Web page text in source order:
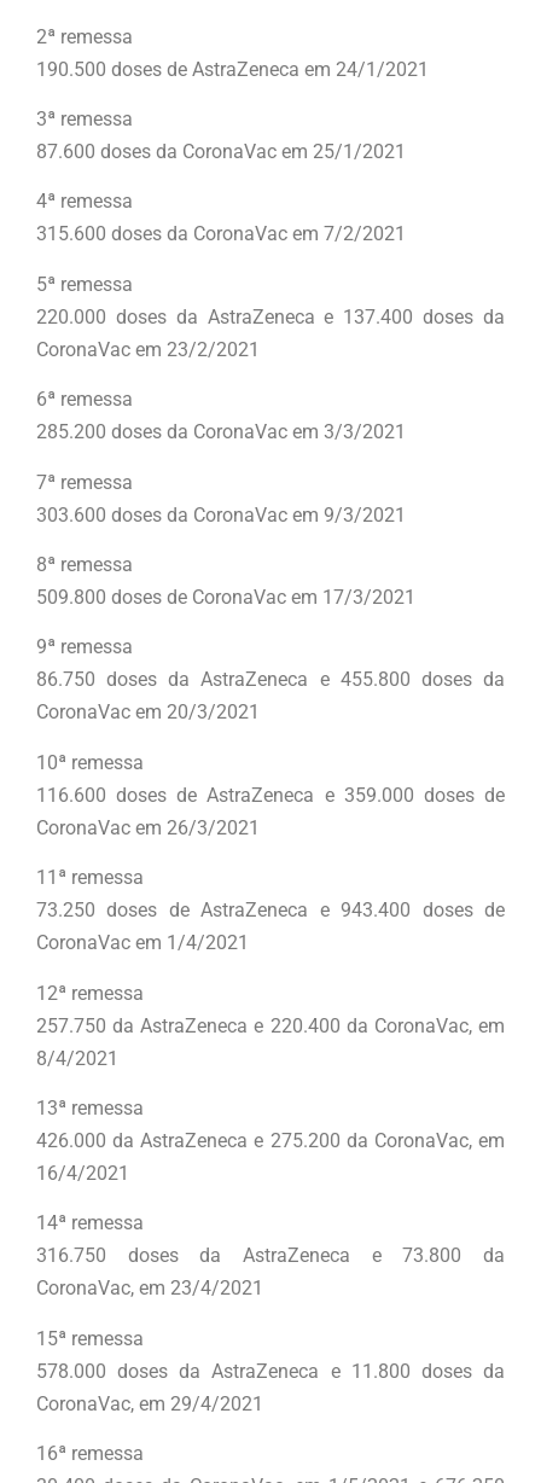
2ª remessa
190.500 doses de AstraZeneca em 24/1/2021
3ª remessa
87.600 doses da CoronaVac em 25/1/2021
4ª remessa
315.600 doses da CoronaVac em 7/2/2021
5ª remessa
220.000 doses da AstraZeneca e 137.400 doses da
CoronaVac em 23/2/2021
6ª remessa
285.200 doses da CoronaVac em 3/3/2021
7ª remessa
303.600 doses da CoronaVac em 9/3/2021
8ª remessa
509.800 doses de CoronaVac em 17/3/2021
9ª remessa
86.750 doses da AstraZeneca e 455.800 doses da
CoronaVac em 20/3/2021
10ª remessa
116.600 doses de AstraZeneca e 359.000 doses de
CoronaVac em 26/3/2021
11ª remessa
73.250 doses de AstraZeneca e 943.400 doses de
CoronaVac em 1/4/2021
12ª remessa
257.750 da AstraZeneca e 220.400 da CoronaVac, em
8/4/2021
13ª remessa
426.000 da AstraZeneca e 275.200 da CoronaVac, em
16/4/2021
14ª remessa
316.750 doses da AstraZeneca e 73.800 da
CoronaVac, em 23/4/2021
15ª remessa
578.000 doses da AstraZeneca e 11.800 doses da
CoronaVac, em 29/4/2021
16ª remessa